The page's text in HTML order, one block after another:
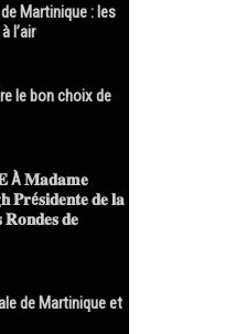
Martinique : les
l’air
le bon choix de
À 𝐌𝐚𝐝𝐚𝐦𝐞
𝐏𝐫é𝐬𝐢𝐝𝐞𝐧𝐭𝐞 𝐝𝐞 𝐥𝐚
𝐑𝐨𝐧𝐝𝐞𝐬 𝐝𝐞
de Martinique et